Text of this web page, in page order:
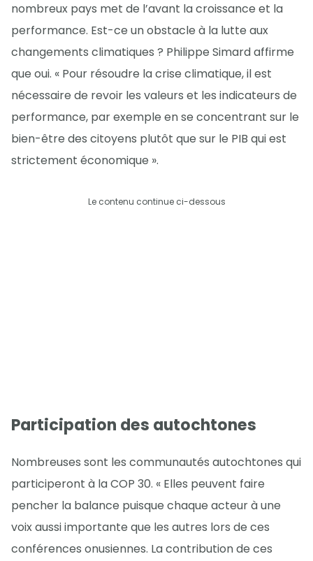
nombreux pays met de l’avant la croissance et la
performance. Est-ce un obstacle à la lutte aux
changements climatiques ? Philippe Simard affirme
que oui. « Pour résoudre la crise climatique, il est
nécessaire de revoir les valeurs et les indicateurs de
performance, par exemple en se concentrant sur le
bien-être des citoyens plutôt que sur le PIB qui est
strictement économique ».
Le contenu continue ci-dessous
Participation des autochtones
Nombreuses sont les communautés autochtones qui
participeront à la COP 30. « Elles peuvent faire
pencher la balance puisque chaque acteur à une
voix aussi importante que les autres lors de ces
conférences onusiennes. La contribution de ces